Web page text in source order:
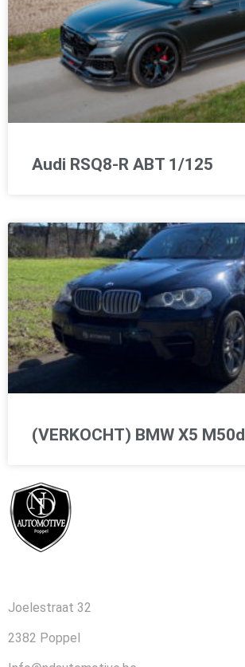
Audi RSQ8-R ABT 1/125
(VERKOCHT) BMW X5 M50d
Joelestraat 32
2382 Poppel